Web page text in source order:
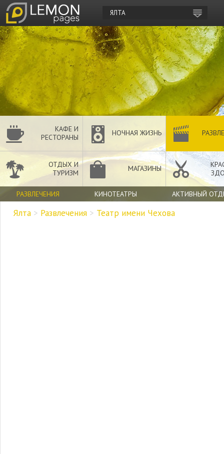
ЯЛТА
КАФЕ И
РЕСТОРАНЫ
НОЧНАЯ ЖИЗНЬ
ОТДЫХ И
ТУРИЗМ
МАГАЗИНЫ
РАЗВЛЕЧЕНИЯ КИНОТЕАТРЫ АКТИВНЫЙ
Ялта > Развлечения > Театр имени Чехова